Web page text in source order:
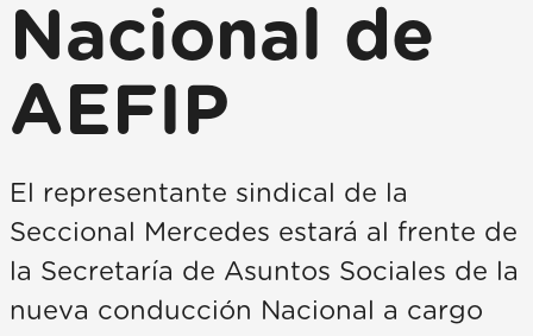
Nacional de
AEFIP
El representante sindical de la
Seccional Mercedes estará al frente de
la Secretaría de Asuntos Sociales de la
nueva conducción Nacional a cargo